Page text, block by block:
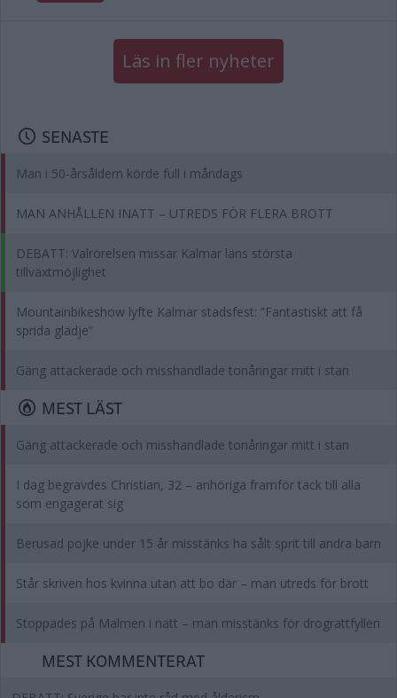
Läs in fler nyheter
SENASTE
Man i 50-årsåldern körde full i måndags
MAN ANHÅLLEN INATT – UTREDS FÖR FLERA BROTT
DEBATT: Valrörelsen missar Kalmar läns största
tillväxtmöjlighet
Mountainbikeshow lyfte Kalmar stadsfest: ”Fantastiskt att få
sprida glädje”
Gäng attackerade och misshandlade tonåringar mitt i stan
MEST LÄST
Gäng attackerade och misshandlade tonåringar mitt i stan
I dag begravdes Christian, 32 – anhöriga framför tack till alla
som engagerat sig
Berusad pojke under 15 år misstänks ha sålt sprit till andra barn
Står skriven hos kvinna utan att bo där – man utreds för brott
Stoppades på Malmen i natt – man misstänks för drograttfylleri
MEST KOMMENTERAT